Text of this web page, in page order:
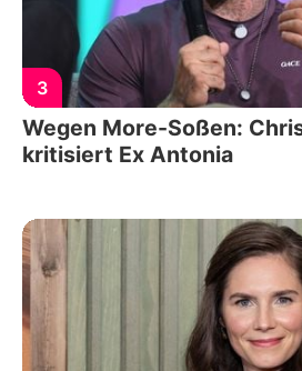
3
Wegen More-Soßen:
kritisiert Ex Antonia